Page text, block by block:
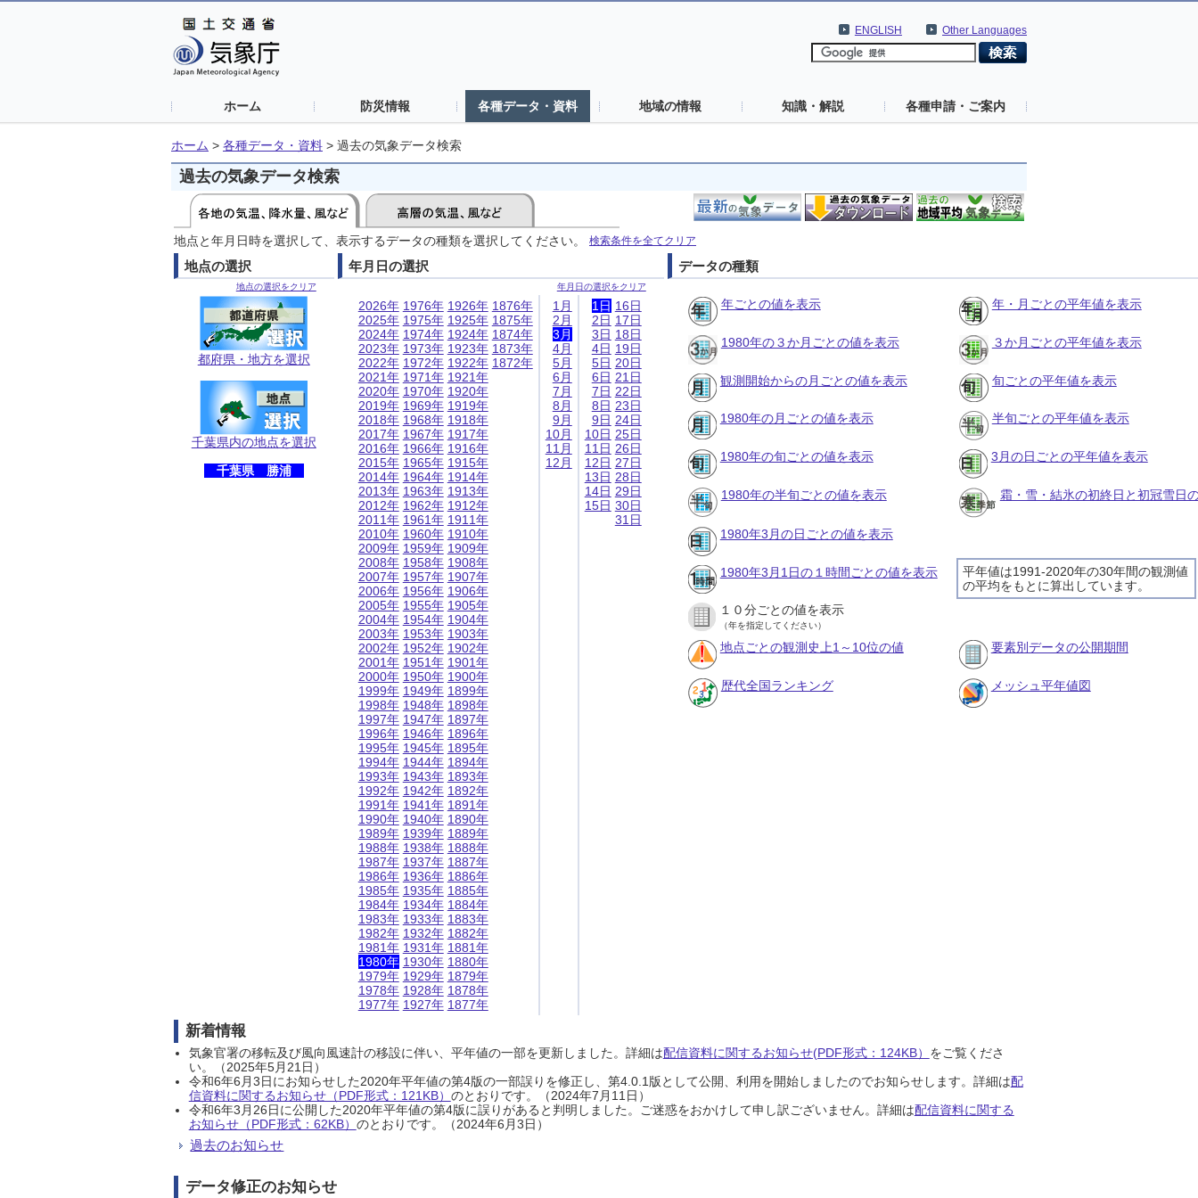
Other Languages
ENGLISH
ホーム 防災情報 各種データ・資料 地域の情報 知識・解説 各種申請・ご案内
ホーム > 各種データ・資料 > 過去の気象データ検索
過去の気象データ検索
地点と年月日時を選択して、表示するデータの種類を選択してください。 検索条件を全てクリア
地点の選択
地点の選択をクリア
都府県・地方を選択
千葉県内の地点を選択
千葉県 勝浦
年月日の選択
年月日の選択をクリア
2026年
2025年
2024年
2023年
2022年
2021年
2020年
2019年
2018年
2017年
2016年
2015年
2014年
2013年
2012年
2011年
2010年
2009年
2008年
2007年
2006年
2005年
2004年
2003年
2002年
2001年
2000年
1999年
1998年
1997年
1996年
1995年
1994年
1993年
1992年
1991年
1990年
1989年
1988年
1987年
1986年
1985年
1984年
1983年
1982年
1981年
1980年
1979年
1978年
1977年
1976年
1975年
1974年
1973年
1972年
1971年
1970年
1969年
1968年
1967年
1966年
1965年
1964年
1963年
1962年
1961年
1960年
1959年
1958年
1957年
1956年
1955年
1954年
1953年
1952年
1951年
1950年
1949年
1948年
1947年
1946年
1945年
1944年
1943年
1942年
1941年
1940年
1939年
1938年
1937年
1936年
1935年
1934年
1933年
1932年
1931年
1930年
1929年
1928年
1927年
1926年
1925年
1924年
1923年
1922年
1921年
1920年
1919年
1918年
1917年
1916年
1915年
1914年
1913年
1912年
1911年
1910年
1909年
1908年
1907年
1906年
1905年
1904年
1903年
1902年
1901年
1900年
1899年
1898年
1897年
1896年
1895年
1894年
1893年
1892年
1891年
1890年
1889年
1888年
1887年
1886年
1885年
1884年
1883年
1882年
1881年
1880年
1879年
1878年
1877年
1876年
1875年
1874年
1873年
1872年
1月
2月
3月
4月
5月
6月
7月
8月
9月
10月
11月
12月
1日
2日
3日
4日
5日
6日
7日
8日
9日
10日
11日
12日
13日
14日
15日
16日
17日
18日
19日
20日
21日
22日
23日
24日
25日
26日
27日
28日
29日
30日
31日
データの種類
年ごとの値を表示 年・月ごとの平年値を表示
1980年の３か月ごとの値を表示 ３か月ごとの平年値を表示
観測開始からの月ごとの値を表示 旬ごとの平年値を表示
1980年の月ごとの値を表示 半旬ごとの平年値を表示
1980年の旬ごとの値を表示 3月の日ごとの平年値を表示
1980年の半旬ごとの値を表示 霜・雪・結氷の初終日と初冠雪日
1980年3月の日ごとの値を表示
平年値は1991-2020年の30年間の観測値
の平均をもとに算出しています。
1980年3月1日の１時間ごとの値を表示
１０分ごとの値を表示
（年を指定してください）
地点ごとの観測史上1～10位の値 要素別データの公開期間
歴代全国ランキング メッシュ平年値図
新着情報
気象官署の移転及び風向風速計の移設に伴い、平年値の一部を更新しました。詳細は配信資料に関するお知らせ(PDF形式：124KB） をご覧くださ
い。（2025年5月21日）
令和6年6月3日にお知らせした2020年平年値の第4版の一部誤りを修正し、第4.0.1版として公開、利用を開始しましたのでお知らせします。詳細は配
信資料に関するお知らせ（PDF形式：121KB） のとおりです。（2024年7月11日）
令和6年3月26日に公開した2020年平年値の第4版に誤りがあると判明しました。ご迷惑をおかけして申し訳ございません。詳細は配信資料に関する
お知らせ（PDF形式：62KB） のとおりです。（2024年6月3日）
過去のお知らせ
データ修正のお知らせ